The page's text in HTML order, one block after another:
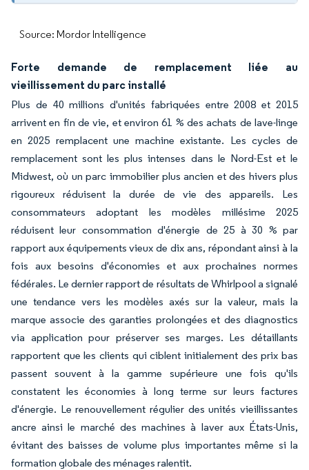
Source: Mordor Intelligence
Forte demande de remplacement liée au
vieillissement du parc installé
Plus de 40 millions d'unités fabriquées entre 2008 et 2015
arrivent en fin de vie, et environ 61 % des achats de lave-linge
en 2025 remplacent une machine existante. Les cycles de
remplacement sont les plus intenses dans le Nord-Est et le
Midwest, où un parc immobilier plus ancien et des hivers plus
rigoureux réduisent la durée de vie des appareils. Les
consommateurs adoptant les modèles millésime 2025
réduisent leur consommation d'énergie de 25 à 30 % par
rapport aux équipements vieux de dix ans, répondant ainsi à la
fois aux besoins d'économies et aux prochaines normes
fédérales. Le dernier rapport de résultats de Whirlpool a signalé
une tendance vers les modèles axés sur la valeur, mais la
marque associe des garanties prolongées et des diagnostics
via application pour préserver ses marges. Les détaillants
rapportent que les clients qui ciblent initialement des prix bas
passent souvent à la gamme supérieure une fois qu'ils
constatent les économies à long terme sur leurs factures
d'énergie. Le renouvellement régulier des unités vieillissantes
ancre ainsi le marché des machines à laver aux États-Unis,
évitant des baisses de volume plus importantes même si la
formation globale des ménages ralentit.